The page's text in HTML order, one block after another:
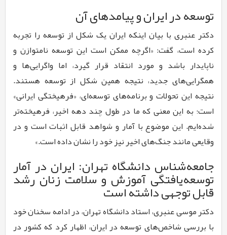
توسعه در ایران و پیامدهای آن
دکتر عنبری با بیان اینکه ایران یک شکل از توسعه را تجربه
کرده است، گفت: «اگرچه ممکن است این توسعه نامتوازن و
ناپایدار باشد و مورد انتقاد قرار گیرد، اما واگرایی‌ها و
همگرایی‌های جدید، نتیجه همین شکل از توسعه هستند.
نتیجه این تحولات و برنامه‌های توسعه‌ای، «فرهیختگی ایرانی»
است؛ به این معنی که ما در طول چند دهه اخیر، فرهیخته‌تر
شده‌ایم. این موضوع با آمار و شواهد قابل اثبات است و در
وقایعی مانند جنگ‌های اخیر نیز خود را نشان داده است.»
جامعه‌شناس دانشگاه تهران: ایران در آمار
توسعه‌یافتگی آموزش و سلامت زنان رشد
قابل توجهی داشته است
دکتر موسی عنبری، استاد دانشگاه تهران، در ادامه سخنان خود
با بررسی شاخص‌های توسعه در ایران، اظهار کرد که کشور در